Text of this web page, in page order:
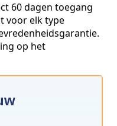
60 dagen toegang
voor elk type
op het